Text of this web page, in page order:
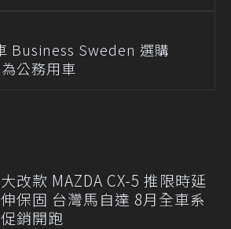
Business Sweden 選購
公務用車
大改款 MAZDA CX-5 推限時延
伸保固 台灣馬自達 8月全車系
促銷開跑